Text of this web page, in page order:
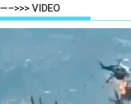
—–>>> VIDEO